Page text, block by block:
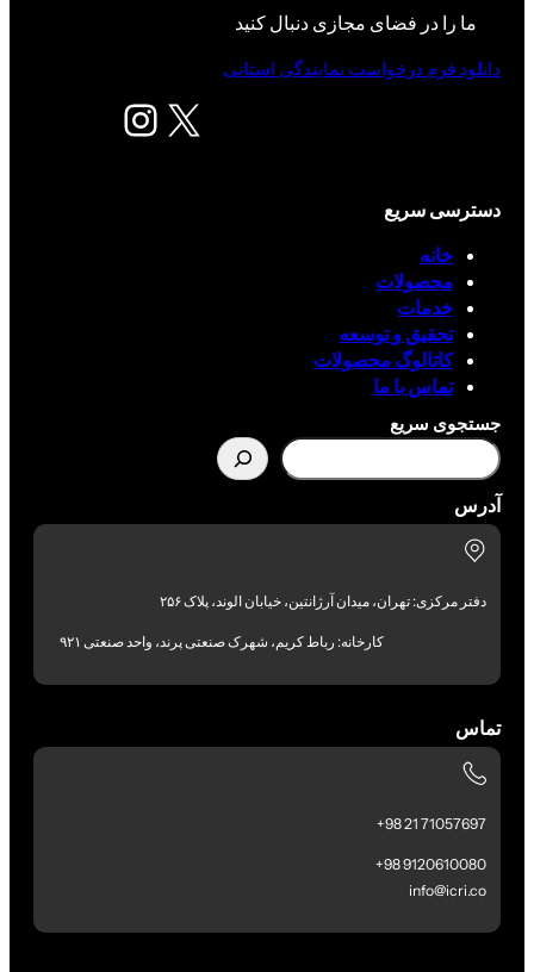
ما را در فضای مجازی دنبال کنید
X اینستاگرم
دانلود فرم درخواست نمایندگی استانی
دسترسی سریع
خانه
محصولات
خدمات
تحقیق و توسعه
کاتالوگ محصولات
تماس با ما
جستجوی سریع
آدرس
دفتر مرکزی: تهران، میدان آرژانتین، خیابان الوند، پلاک ۲۵۶
کارخانه: رباط کریم، شهرک صنعتی پرند، واحد صنعتی ۹۲۱
تماس
71057697 21 98+
9120610080 98+
info@icri.co